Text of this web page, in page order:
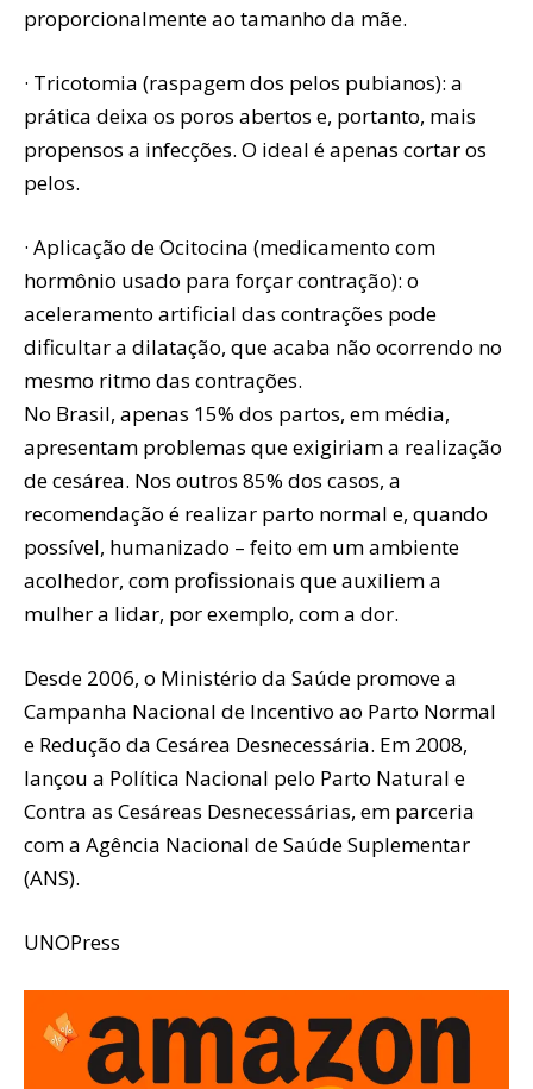
proporcionalmente ao tamanho da mãe.
· Tricotomia (raspagem dos pelos pubianos): a
prática deixa os poros abertos e, portanto, mais
propensos a infecções. O ideal é apenas cortar os
pelos.
· Aplicação de Ocitocina (medicamento com
hormônio usado para forçar contração): o
aceleramento artificial das contrações pode
dificultar a dilatação, que acaba não ocorrendo no
mesmo ritmo das contrações.
No Brasil, apenas 15% dos partos, em média,
apresentam problemas que exigiriam a realização
de cesárea. Nos outros 85% dos casos, a
recomendação é realizar parto normal e, quando
possível, humanizado – feito em um ambiente
acolhedor, com profissionais que auxiliem a
mulher a lidar, por exemplo, com a dor.
Desde 2006, o Ministério da Saúde promove a
Campanha Nacional de Incentivo ao Parto Normal
e Redução da Cesárea Desnecessária. Em 2008,
lançou a Política Nacional pelo Parto Natural e
Contra as Cesáreas Desnecessárias, em parceria
com a Agência Nacional de Saúde Suplementar
(ANS).
UNOPress